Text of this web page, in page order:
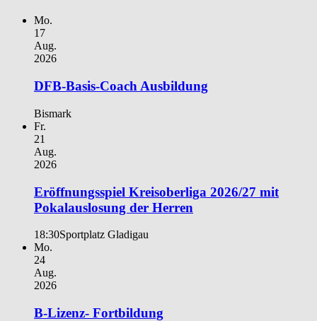
Mo.
17
Aug.
2026
DFB-Basis-Coach Ausbildung
Bismark
Fr.
21
Aug.
2026
Eröffnungsspiel Kreisoberliga 2026/27 mit
Pokalauslosung der Herren
18:30Sportplatz Gladigau
Mo.
24
Aug.
2026
B-Lizenz- Fortbildung